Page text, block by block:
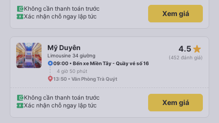
Không cần thanh toán trước
Xác nhận chỗ ngay lập tức
Xem giá
Mỹ Duyên
Limousine 34 giường
4.5 star_rate
(452 đánh giá)
09:00 • Bến xe Miền Tây - Quầy vé số 16
4 giờ 50 phút
13:50 • Văn Phòng Trà Quýt
Không cần thanh toán trước
Xác nhận chỗ ngay lập tức
Xem giá